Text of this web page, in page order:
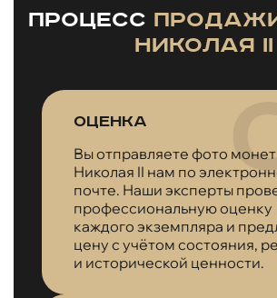
Процесс
Николая II
Оценка
Вы отправляете фото монет
Николая II нам по
почте. Наши эксперты
профессиональную оценку
каждого экземпляра и
цену с учётом состояния,
и исторической ценности.